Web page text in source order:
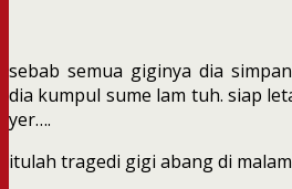
sebab semua giginya dia
dia kumpul sume lam tuh. siap
yer….
itulah tragedi gigi abang di